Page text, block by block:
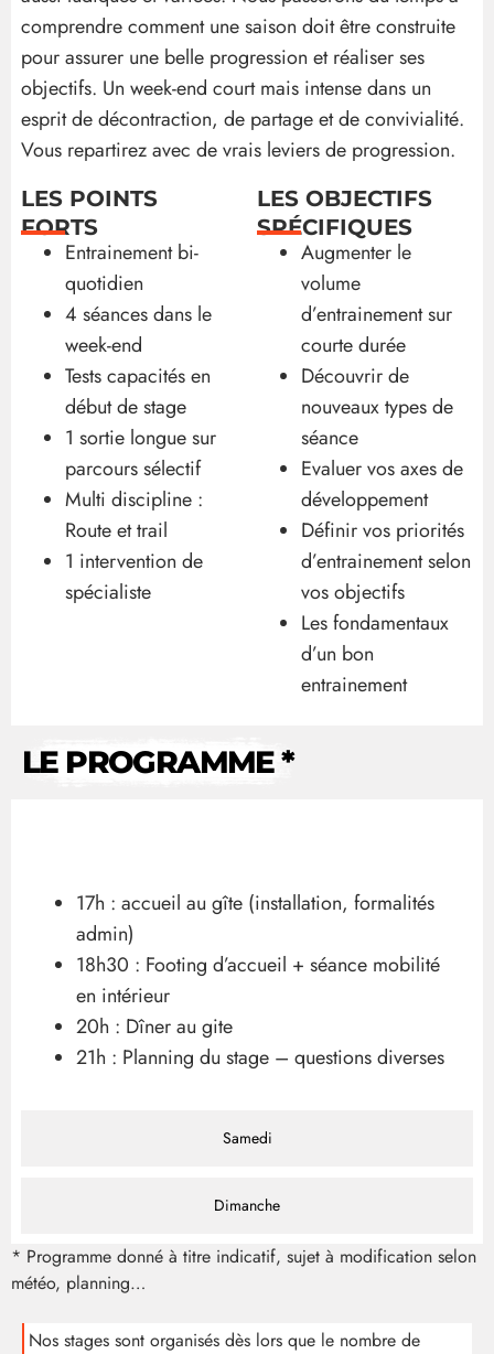
comprendre comment une saison doit être construite
pour assurer une belle progression et réaliser ses
objectifs. Un week-end court mais intense dans un
esprit de décontraction, de partage et de convivialité.
Vous repartirez avec de vrais leviers de progression.
LES POINTS
FORTS
Entrainement bi-
quotidien
4 séances dans le
week-end
Tests capacités en
début de stage
1 sortie longue sur
parcours sélectif
Multi discipline :
Route et trail
1 intervention de
spécialiste
LES OBJECTIFS
SPÉCIFIQUES
Augmenter le
volume
d’entrainement sur
courte durée
Découvrir de
nouveaux types de
séance
Evaluer vos axes de
développement
Définir vos priorités
d’entrainement selon
vos objectifs
Les fondamentaux
d’un bon
entrainement
LE PROGRAMME *
Samedi
Dimanche
17h : accueil au gîte (installation, formalités
admin)
18h30 : Footing d’accueil + séance mobilité
en intérieur
20h : Dîner au gite
21h : Planning du stage – questions diverses
* Programme donné à titre indicatif, sujet à modification selon
météo, planning…
Nos stages sont organisés dès lors que le nombre de